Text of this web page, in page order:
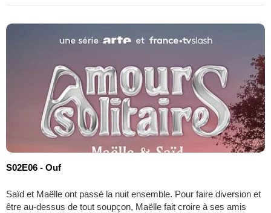
S02E06 - Ouf
Saïd et Maëlle ont passé la nuit ensemble. Pour faire diversion et
être au-dessus de tout soupçon, Maëlle fait croire à ses amis